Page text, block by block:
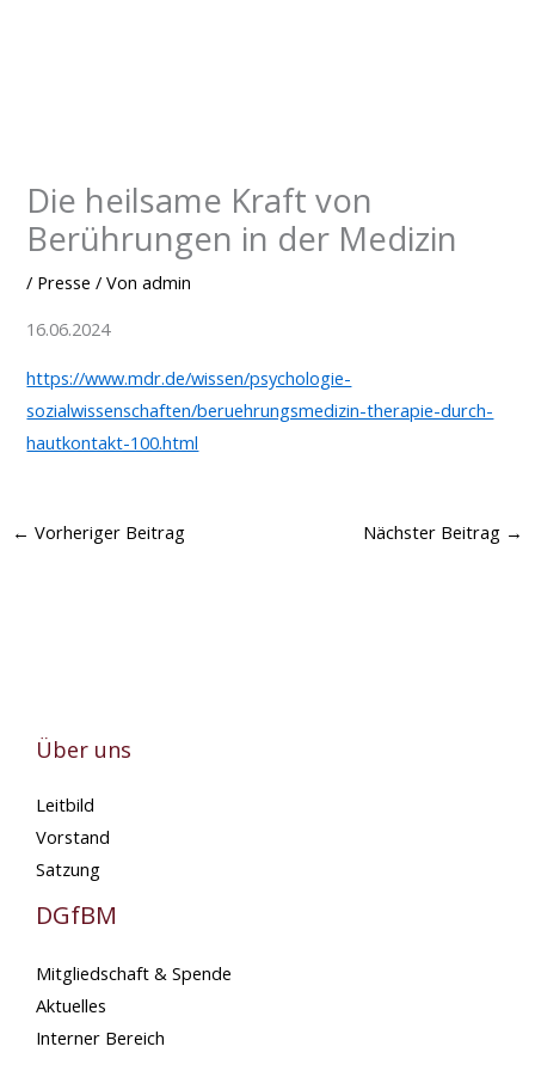
Die heilsame Kraft von
Berührungen in der Medizin
/ Presse / Vonadmin
16.06.2024
https://www.mdr.de/wissen/psychologie-
sozialwissenschaften/beruehrungsmedizin-therapie-durch-
hautkontakt-100.html
← Vorheriger Beitrag Nächster Beitrag →
Über uns
Leitbild
Vorstand
Satzung
DGfBM
Mitgliedschaft & Spende
Aktuelles
Interner Bereich